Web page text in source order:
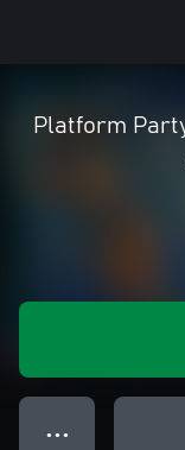
Platform
● ● ●